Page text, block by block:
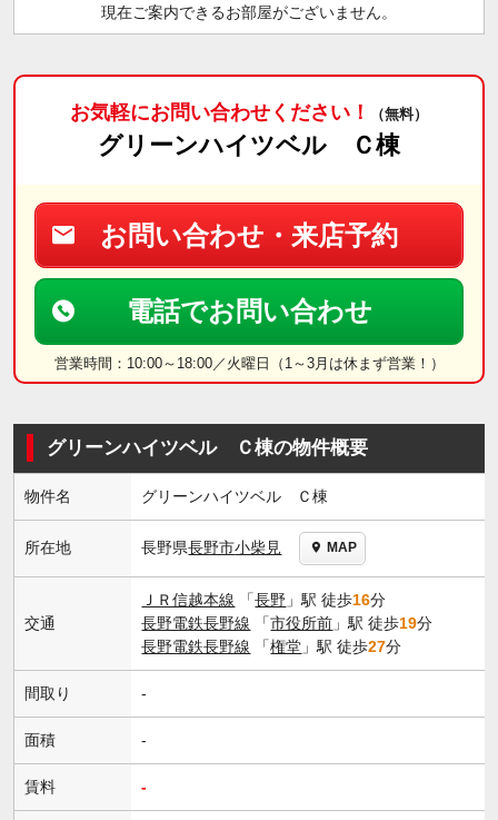
現在ご案内できるお部屋がございません。
お気軽にお問い合わせください！ （無料）
グリーンハイツベル Ｃ棟
お問い合わせ・来店予約
電話でお問い合わせ
営業時間：10:00～18:00／火曜日（1～3月は休まず営業！）
グリーンハイツベル Ｃ棟の物件概要
物件名 グリーンハイツベル Ｃ棟
所在地 長野県長野市小柴見 MAP
交通
ＪＲ信越本線 「長野 」駅 徒歩16分
長野電鉄長野線 「市役所前 」駅 徒歩19分
長野電鉄長野線 「権堂 」駅 徒歩27分
間取り -
面積 -
賃料 -